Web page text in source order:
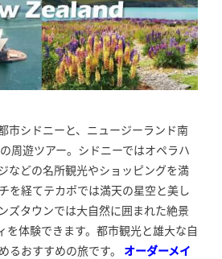
市シドニーと、ニュージーランド南
周遊ツアー。シドニーではオペラハ
などの名所観光やショッピングを満
を経てテカポでは満天の星空と美し
ズタウンでは大自然に囲まれた絶景
を体験できます。都市観光と雄大な自
るおすすめの旅です。 オーダーメイ